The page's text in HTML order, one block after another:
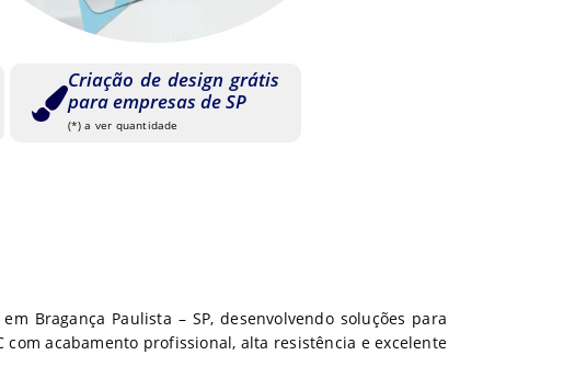
Criação de design grátis
para empresas de SP
(*) a ver quantidade
Bragança Paulista – SP, desenvolvendo soluções para
com acabamento profissional, alta resistência e excelente